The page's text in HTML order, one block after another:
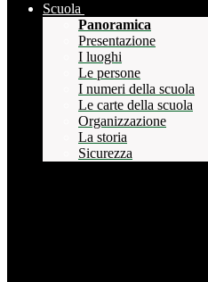
Scuola
Panoramica
Presentazione
I luoghi
Le persone
I numeri della scuola
Le carte della scuola
Organizzazione
La storia
Sicurezza